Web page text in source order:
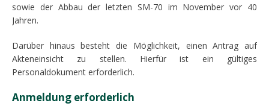
sowie der Abbau der letzten SM-70 im November vor 40
Jahren.
Darüber hinaus besteht die Möglichkeit, einen Antrag auf
Akteneinsicht zu stellen. Hierfür ist ein gültiges
Personaldokument erforderlich.
Anmeldung erforderlich